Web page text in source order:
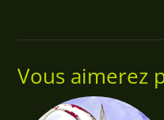
Vous aimerez